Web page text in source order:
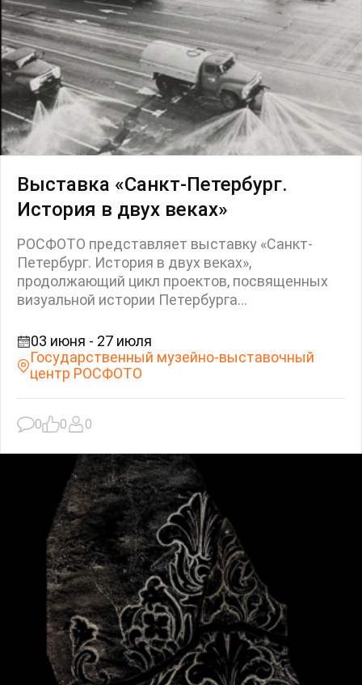
Выставка «Санкт-Петербург.
История в двух веках»
РОСФОТО представляет выставку «Санкт-
Петербург. История в двух веках»,
продолжающий цикл проектов, посвященных
визуальной истории Петербурга...
03 июня - 27 июля
Государственный музейно-выставочный
центр РОСФОТО
0 0 0